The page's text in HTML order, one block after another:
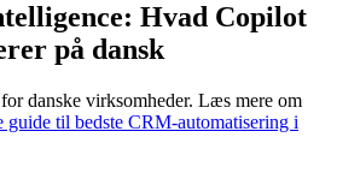
Hvad Copilot
på dansk
danske virksomheder. Læs mere om
guide til bedste CRM-automatisering i